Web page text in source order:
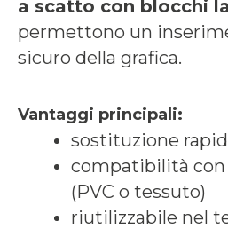
a scatto con blocchi
permettono un
sicuro della grafica.
Vantaggi principali:
sostituzione
compatibilità
(PVC o tessuto)
riutilizzabile nel